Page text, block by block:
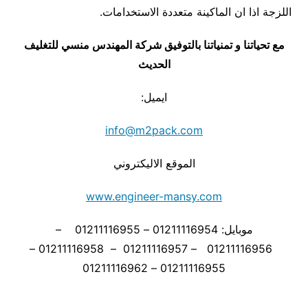
اللزجة اذا ان الماكينة متعددة الاستخدامات.
مع تحياتنا و تمنياتنا بالتوفيق شركة المهندس منسي للتغليف
الحديث
ايميل:
info@m2pack.com
الموقع الاليكتروني
www.engineer-mansy.com
موبايل: 01211116954 – 01211116955 –
01211116956 – 01211116957 – 01211116958 –
01211116955 – 01211116962